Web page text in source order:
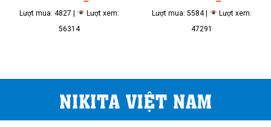
Lượt mua: 4827 |
Lượt xem:
56314
Lượt mua: 5584 |
Lượt xem:
47291